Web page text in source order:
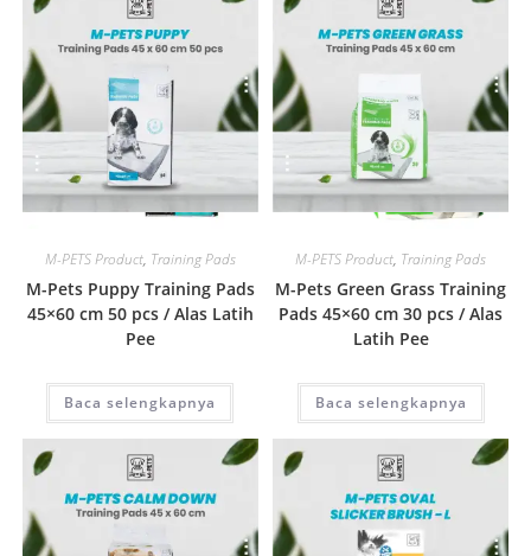
Quick View
M-PETS Product, Training Pads
M-Pets Puppy Training Pads
45×60 cm 50 pcs / Alas Latih
Pee
Baca selengkapnya
Quick View
M-PETS Product, Training Pads
M-Pets Green Grass Training
Pads 45×60 cm 30 pcs / Alas
Latih Pee
Baca selengkapnya